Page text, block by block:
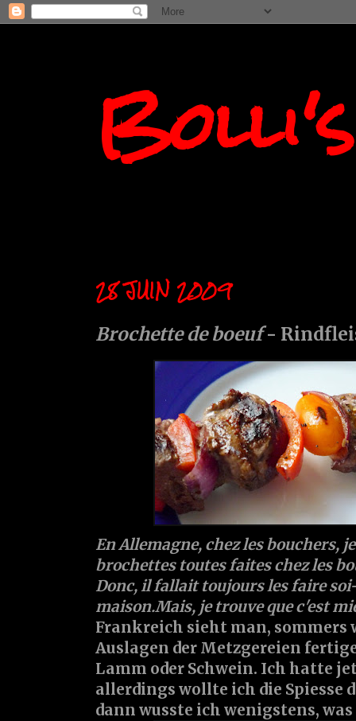
28 JUIN 2009
Brochette de boeuf-
En Allemagne, chez les bouchers,
brochettes toutes faites chez les
Donc, il fallait toujours les faire
maison.Mais, je trouve que c'est
Frankreich sieht man, sommers
Auslagen der Metzgereien
Lamm oder Schwein. Ich hatte
allerdings wollte ich die Spiesse
dann wusste ich wenigstens,